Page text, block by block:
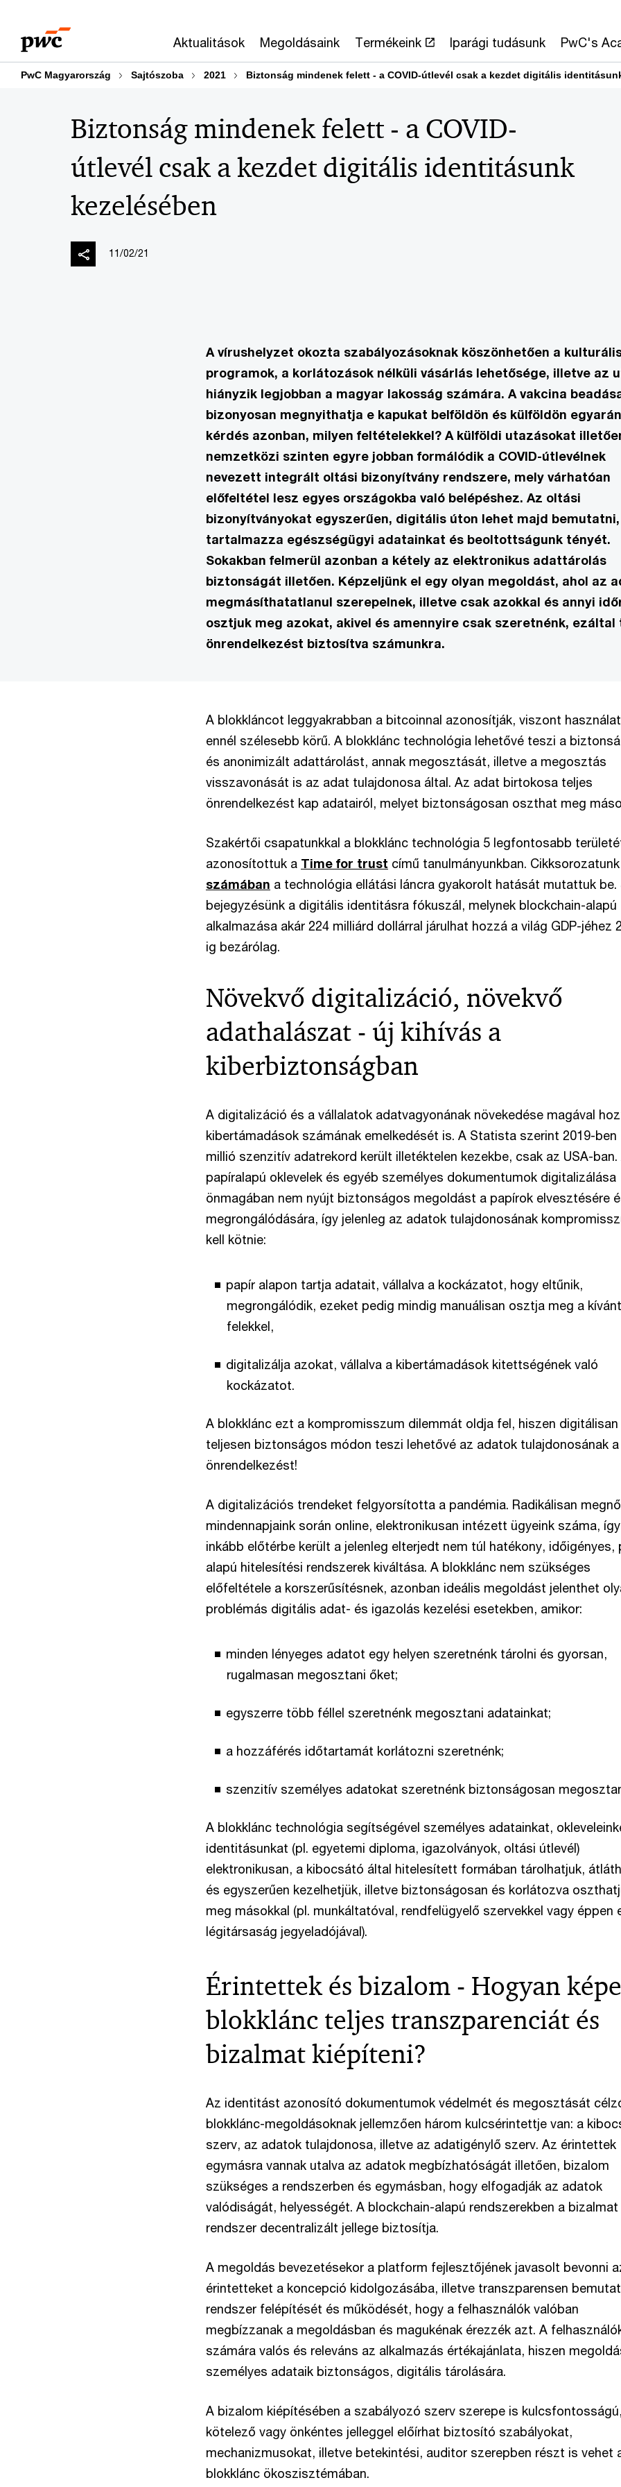
content
footer
Aktualitások Megoldásaink Termékeink Iparági tudásunk PwC's
PwC Magyarország Sajtószoba 2021 Biztonság mindenek felett - a COVID-útlevél csak a kezdet digitális
Biztonság mindenek felett - a COVID-
útlevél csak a kezdet digitális identitásunk
kezelésében
11/02/21
A vírushelyzet okozta szabályozásoknak köszönhetően a
programok, a korlátozások nélküli vásárlás lehetősége, illetve az
hiányzik legjobban a magyar lakosság számára. A vakcina
bizonyosan megnyithatja e kapukat belföldön és külföldön
kérdés azonban, milyen feltételekkel? A külföldi utazásokat
nemzetközi szinten egyre jobban formálódik a COVID-útlevélnek
nevezett integrált oltási bizonyítvány rendszere, mely várhatóan
előfeltétel lesz egyes országokba való belépéshez. Az oltási
bizonyítványokat egyszerűen, digitális úton lehet majd
tartalmazza egészségügyi adatainkat és beoltottságunk tényét.
Sokakban felmerül azonban a kétely az elektronikus adattárolás
biztonságát illetően. Képzeljünk el egy olyan megoldást, ahol az
megmásíthatatlanul szerepelnek, illetve csak azokkal és annyi
osztjuk meg azokat, akivel és amennyire csak szeretnénk, ezáltal
önrendelkezést biztosítva számunkra.
A blokkláncot leggyakrabban a bitcoinnal azonosítják, viszont
ennél szélesebb körű. A blokklánc technológia lehetővé teszi a
és anonimizált adattárolást, annak megosztását, illetve a megosztás
visszavonását is az adat tulajdonosa által. Az adat birtokosa teljes
önrendelkezést kap adatairól, melyet biztonságosan oszthat meg
Szakértői csapatunkkal a blokklánc technológia 5 legfontosabb
azonosítottuk a Time for trust című tanulmányunkban. Cikksorozatunk
számában a technológia ellátási láncra gyakorolt hatását mutattuk be.
bejegyzésünk a digitális identitásra fókuszál, melynek blockchain-alapú
alkalmazása akár 224 milliárd dollárral járulhat hozzá a világ GDP-jéhez
ig bezárólag.
Növekvő digitalizáció, növekvő
adathalászat - új kihívás a
kiberbiztonságban
A digitalizáció és a vállalatok adatvagyonának növekedése magával
kibertámadások számának emelkedését is. A Statista szerint 2019-ben
millió szenzitív adatrekord került illetéktelen kezekbe, csak az USA-ban.
papíralapú oklevelek és egyéb személyes dokumentumok digitalizálása
önmagában nem nyújt biztonságos megoldást a papírok elvesztésére
megrongálódására, így jelenleg az adatok tulajdonosának
kell kötnie:
papír alapon tartja adatait, vállalva a kockázatot, hogy eltűnik,
megrongálódik, ezeket pedig mindig manuálisan osztja meg a kívánt
felekkel,
digitalizálja azokat, vállalva a kibertámadások kitettségének való
kockázatot.
A blokklánc ezt a kompromisszum dilemmát oldja fel, hiszen digitálisan
teljesen biztonságos módon teszi lehetővé az adatok tulajdonosának
önrendelkezést!
A digitalizációs trendeket felgyorsította a pandémia. Radikálisan
mindennapjaink során online, elektronikusan intézett ügyeink száma,
inkább előtérbe került a jelenleg elterjedt nem túl hatékony, időigényes,
alapú hitelesítési rendszerek kiváltása. A blokklánc nem szükséges
előfeltétele a korszerűsítésnek, azonban ideális megoldást jelenthet
problémás digitális adat- és igazolás kezelési esetekben, amikor:
minden lényeges adatot egy helyen szeretnénk tárolni és gyorsan,
rugalmasan megosztani őket;
egyszerre több féllel szeretnénk megosztani adatainkat;
a hozzáférés időtartamát korlátozni szeretnénk;
szenzitív személyes adatokat szeretnénk biztonságosan
A blokklánc technológia segítségével személyes adatainkat,
identitásunkat (pl. egyetemi diploma, igazolványok, oltási útlevél)
elektronikusan, a kibocsátó által hitelesített formában tárolhatjuk,
és egyszerűen kezelhetjük, illetve biztonságosan és korlátozva
meg másokkal (pl. munkáltatóval, rendfelügyelő szervekkel vagy éppen
légitársaság jegyeladójával).
Érintettek és bizalom - Hogyan
blokklánc teljes transzparenciát és
bizalmat kiépíteni?
Az identitást azonosító dokumentumok védelmét és megosztását
blokklánc-megoldásoknak jellemzően három kulcsérintettje van: a
szerv, az adatok tulajdonosa, illetve az adatigénylő szerv. Az érintettek
egymásra vannak utalva az adatok megbízhatóságát illetően, bizalom
szükséges a rendszerben és egymásban, hogy elfogadják az adatok
valódiságát, helyességét. A blockchain-alapú rendszerekben a bizalmat
rendszer decentralizált jellege biztosítja.
A megoldás bevezetésekor a platform fejlesztőjének javasolt bevonni
érintetteket a koncepció kidolgozásába, illetve transzparensen
rendszer felépítését és működését, hogy a felhasználók valóban
megbízzanak a megoldásban és magukénak érezzék azt. A
számára valós és releváns az alkalmazás értékajánlata, hiszen
személyes adataik biztonságos, digitális tárolására.
A bizalom kiépítésében a szabályozó szerv szerepe is
kötelező vagy önkéntes jelleggel előírhat biztosító szabályokat,
mechanizmusokat, illetve betekintési, auditor szerepben részt is vehet
blokklánc ökoszisztémában.